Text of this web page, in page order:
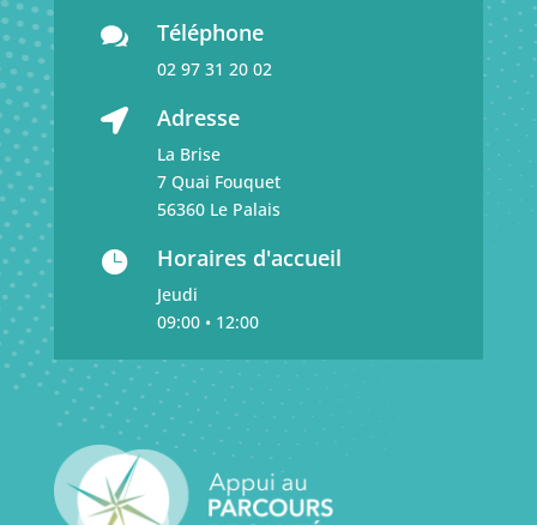
 Téléphone
02 97 31 20 02
 Adresse
La Brise
7 Quai Fouquet
56360 Le Palais
 Horaires d'accueil
Jeudi
09:00 • 12:00